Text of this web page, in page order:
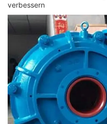
verbessern